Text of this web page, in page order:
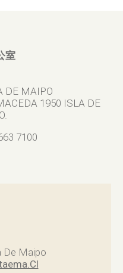
室
DE MAIPO
1950 ISLA DE
7100
De Maipo